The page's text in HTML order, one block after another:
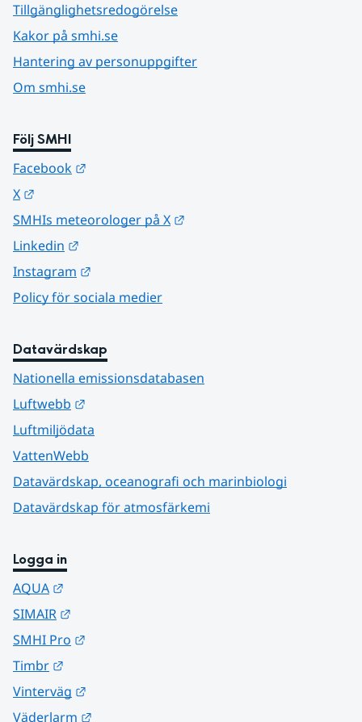
Tillgänglighetsredogörelse
Kakor på smhi.se
Hantering av personuppgifter
Om smhi.se
Följ SMHI
Facebook
X
SMHIs meteorologer på X
Linkedin
Instagram
Policy för sociala medier
Datavärdskap
Nationella emissionsdatabasen
Luftwebb
Luftmiljödata
VattenWebb
Datavärdskap, oceanografi och marinbiologi
Datavärdskap för atmosfärkemi
Logga in
AQUA
SIMAIR
SMHI Pro
Timbr
Vinterväg
Väderlarm